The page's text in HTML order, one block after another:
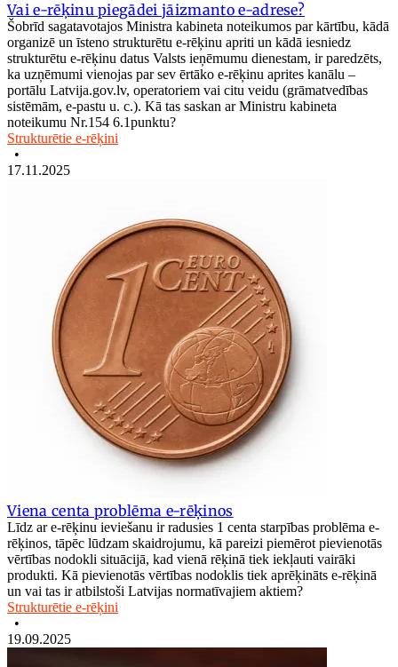
Vai e-rēķinu piegādei jāizmanto e-adrese?
Šobrīd sagatavotajos Ministra kabineta noteikumos par kārtību, kādā
organizē un īsteno strukturētu e-rēķinu apriti un kādā iesniedz
strukturētu e-rēķinu datus Valsts ieņēmumu dienestam, ir paredzēts,
ka uzņēmumi vienojas par sev ērtāko e-rēķinu aprites kanālu –
portālu Latvija.gov.lv, operatoriem vai citu veidu (grāmatvedības
sistēmām, e-pastu u. c.). Kā tas saskan ar Ministru kabineta
noteikumu Nr.154 6.1punktu?
Strukturētie e-rēķini
•
17.11.2025
Viena centa problēma e-rēķinos
Līdz ar e-rēķinu ieviešanu ir radusies 1 centa starpības problēma e-
rēķinos, tāpēc lūdzam skaidrojumu, kā pareizi piemērot pievienotās
vērtības nodokli situācijā, kad vienā rēķinā tiek iekļauti vairāki
produkti. Kā pievienotās vērtības nodoklis tiek aprēķināts e-rēķinā
un vai tas ir atbilstoši Latvijas normatīvajiem aktiem?
Strukturētie e-rēķini
•
19.09.2025